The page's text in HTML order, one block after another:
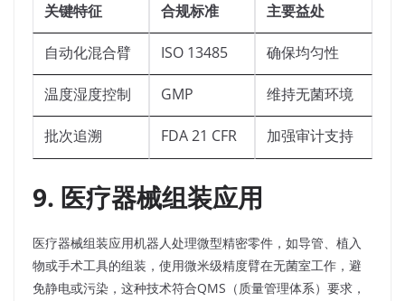
关键特征 合规标准 主要益处
自动化混合臂 ISO 13485 确保均匀性
温度湿度控制 GMP 维持无菌环境
批次追溯 FDA 21 CFR 加强审计支持
9. 医疗器械组装应用
医疗器械组装应用机器人处理微型精密零件，如导管、植入
物或手术工具的组装，使用微米级精度臂在无菌室工作，避
免静电或污染，这种技术符合QMS（质量管理体系）要求，